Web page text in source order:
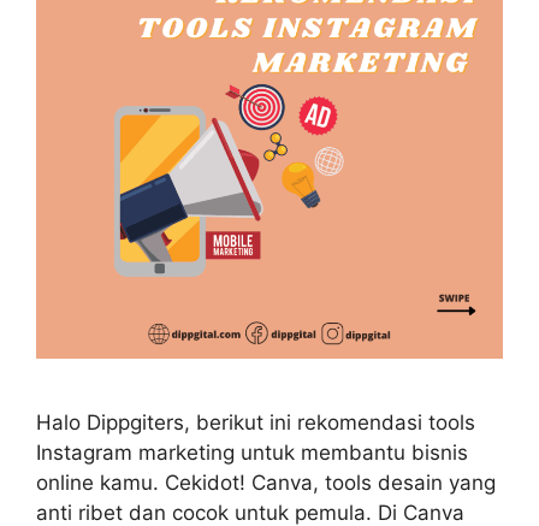
Halo Dippgiters, berikut ini rekomendasi tools
Instagram marketing untuk membantu bisnis
online kamu. Cekidot! Canva, tools desain yang
anti ribet dan cocok untuk pemula. Di Canva